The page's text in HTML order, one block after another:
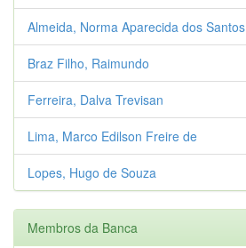
Almeida, Norma Aparecida dos Santos
Braz Filho, Raimundo
Ferreira, Dalva Trevisan
Lima, Marco Edilson Freire de
Lopes, Hugo de Souza
Membros da Banca